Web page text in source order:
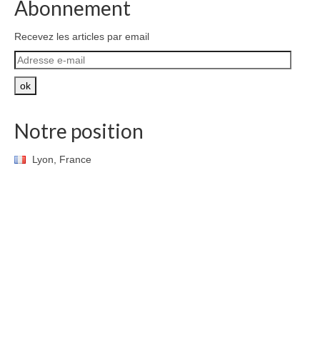
Abonnement
Recevez les articles par email
Adresse
e-
mail
ok
Notre position
Lyon, France